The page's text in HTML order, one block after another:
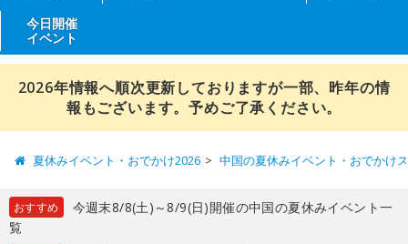
今日開催
イベント
2026年情報へ順次更新しておりますが一部、昨年の情
報もございます。予めご了承ください。
夏休みイベント・おでかけ2026 中国の夏休みイベント・おでかけ
おすすめ
今週末8/8(土)～8/9(日)開催の中国の夏休みイベント一
覧